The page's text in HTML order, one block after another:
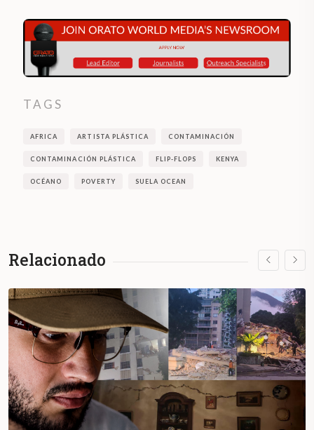
TAGS
AFRICA ARTISTA PLÁSTICA CONTAMINACIÓN
CONTAMINACIÓN PLÁSTICA FLIP-FLOPS KENYA
OCÉANO POVERTY SUELA OCEAN
Relacionado